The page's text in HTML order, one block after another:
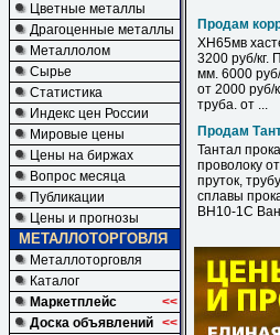
Цветные металлы
Драгоценные металлы
Металлолом
Сырье
Статистика
Индекс цен России
Мировые цены
Цены на биржах
Вопрос месяца
Публикации
Цены и прогнозы
МЕТАЛЛОТОРГОВЛЯ
Металлоторговля
Каталог
Маркетплейс
<<
Доска объявлений <<
Продам
ХН65мв
3200 руб/кг.
мм. 6000
от 2000
труба. от ...
Продам
Тантал
проволоку
пруток,
сплавы
ВН10-1С